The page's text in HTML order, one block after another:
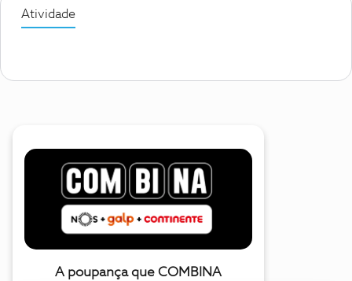
Atividade
A poupança que COMBINA